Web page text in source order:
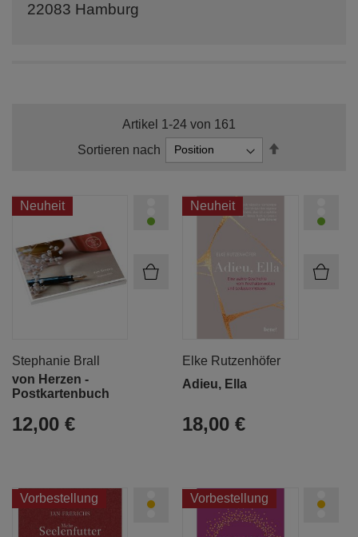
22083 Hamburg
Artikel 1 -24 von 161
Sortieren nach
Neuheit
Stephanie Brall
von Herzen -
Postkartenbuch
12,00 €
Neuheit
Elke Rutzenhöfer
Adieu, Ella
18,00 €
Vorbestellung Vorbestellung